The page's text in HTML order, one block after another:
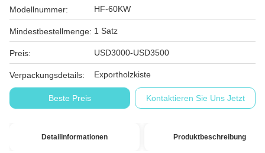
Modellnummer: HF-60KW
Mindestbestellmenge: 1 Satz
Preis: USD3000-USD3500
Verpackungsdetails: Exportholzkiste
Beste Preis Kontaktieren Sie Uns Jetzt
Detailinformationen Produktbeschreibung